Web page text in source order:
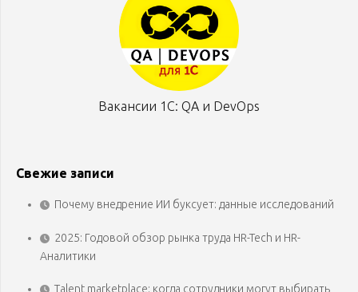
Вакансии 1С: QA и DevOps
Свежие записи
Почему внедрение ИИ буксует: данные исследований
2025: Годовой обзор рынка труда HR-Tech и HR-
Аналитики
Talent marketplace: когда сотрудники могут выбирать